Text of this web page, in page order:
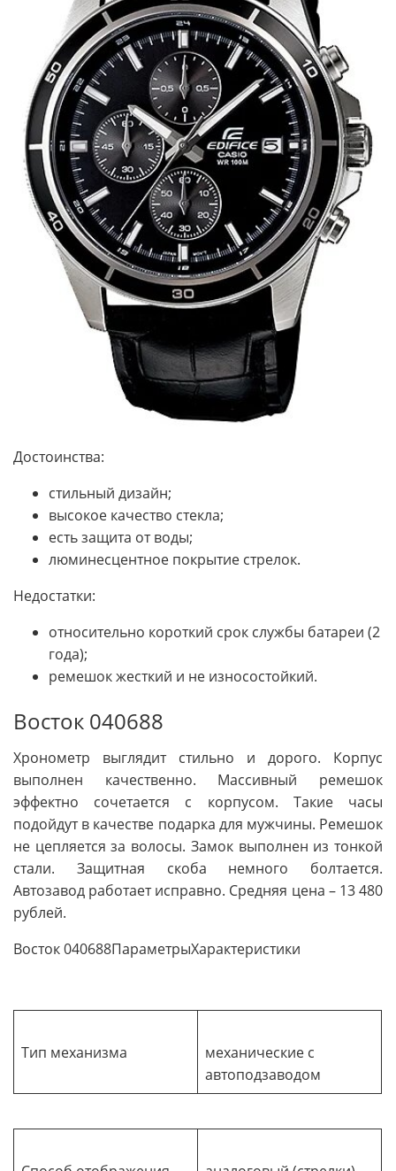
Достоинства:
стильный дизайн;
высокое качество стекла;
есть защита от воды;
люминесцентное покрытие стрелок.
Недостатки:
относительно короткий срок службы батареи (2
года);
ремешок жесткий и не износостойкий.
Восток 040688
Хронометр выглядит стильно и дорого. Корпус
выполнен качественно. Массивный ремешок
эффектно сочетается с корпусом. Такие часы
подойдут в качестве подарка для мужчины. Ремешок
не цепляется за волосы. Замок выполнен из тонкой
стали. Защитная скоба немного болтается.
Автозавод работает исправно. Средняя цена – 13 480
рублей.
Восток 040688ПараметрыХарактеристики
Тип механизма
механические с
автоподзаводом